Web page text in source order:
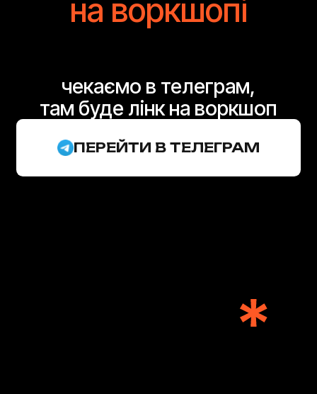
на воркшопі
чекаємо в телеграм,
там буде лінк на воркшоп
ПЕРЕЙТИ В ТЕЛЕГРАМ